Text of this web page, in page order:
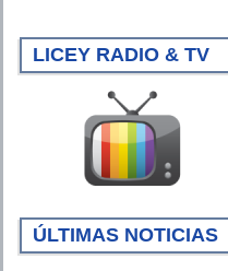
LICEY RADIO & TV
ÚLTIMAS NOTICIAS